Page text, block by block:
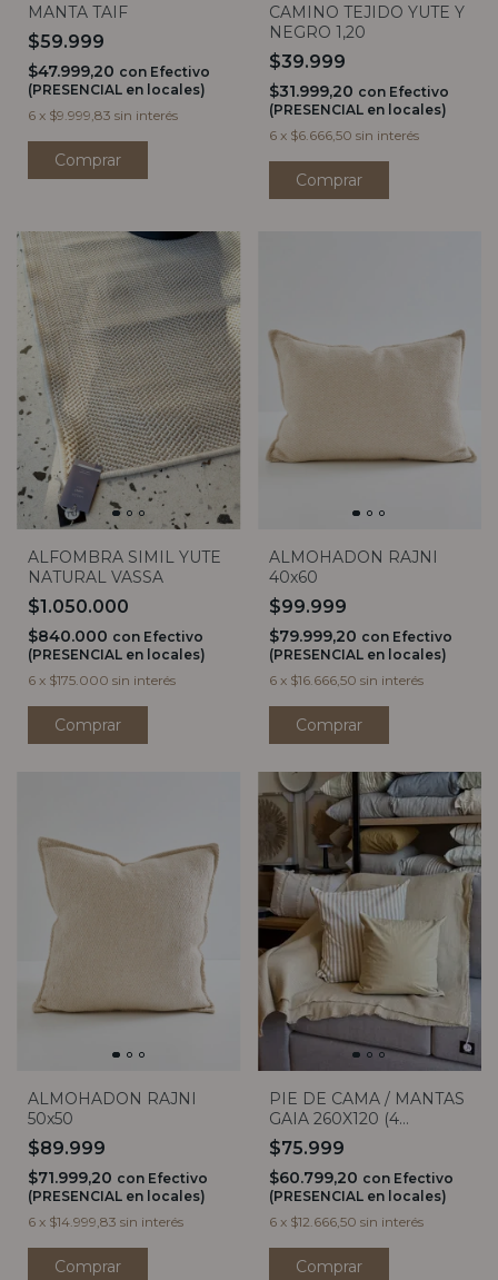
MANTA TAIF
$59.999
$47.999,20 con Efectivo
(PRESENCIAL en locales)
6 x $9.999,83 sin interés
Comprar
CAMINO TEJIDO YUTE Y
NEGRO 1,20
$39.999
$31.999,20 con Efectivo
(PRESENCIAL en locales)
6 x $6.666,50 sin interés
ALFOMBRA SIMIL YUTE
NATURAL VASSA
$1.050.000
$840.000 con Efectivo
(PRESENCIAL en locales)
6 x $175.000 sin interés
Comprar
ALMOHADON RAJNI
40x60
$99.999
$79.999,20 con Efectivo
(PRESENCIAL en locales)
6 x $16.666,50 sin interés
Comprar
ALMOHADON RAJNI
50x50
$89.999
$71.999,20 con Efectivo
(PRESENCIAL en locales)
6 x $14.999,83 sin interés
Comprar
PIE DE CAMA / MANTAS
GAIA 260X120 (4
COLORES)
$75.999
$60.799,20 con Efectivo
(PRESENCIAL en locales)
6 x $12.666,50 sin interés
Comprar